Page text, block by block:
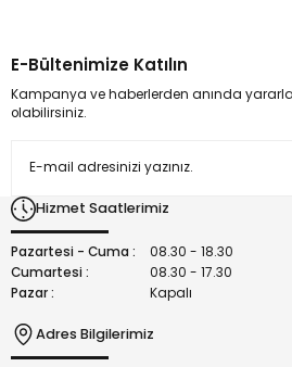
kullanarak tarafımıza iletebilirsiniz.
Görüş ve önerileriniz için teşekkür
Ürün açıklamasında eksik bilgiler
Bu ürüne benzer farklı alternatifler
E-Bültenimize Katılın
Kampanya ve haberlerden anında
olabilirsiniz.
Hizmet Saatlerimiz
Pazartesi - Cuma :
08.30 - 18.30
Cumartesi :
08.30 - 17.30
Pazar :
Kapalı
Adres Bilgilerimiz